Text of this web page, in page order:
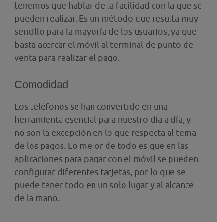
tenemos que hablar de la facilidad con la que se
pueden realizar. Es un método que resulta muy
sencillo para la mayoría de los usuarios, ya que
basta acercar el móvil al terminal de punto de
venta para realizar el pago.
Comodidad
Los teléfonos se han convertido en una
herramienta esencial para nuestro día a día, y
no son la excepción en lo que respecta al tema
de los pagos. Lo mejor de todo es que en las
aplicaciones para pagar con el móvil se pueden
configurar diferentes tarjetas, por lo que se
puede tener todo en un solo lugar y al alcance
de la mano.